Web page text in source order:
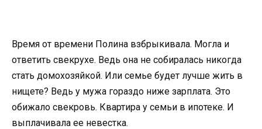
Время от времени Полина взбрыкивала. Могла и
ответить свекрухе. Ведь она не собиралась никогда
стать домохозяйкой. Или семье будет лучше жить в
нищете? Ведь у мужа гораздо ниже зарплата. Это
обижало свекровь. Квартира у семьи в ипотеке. И
выплачивала ее невестка.